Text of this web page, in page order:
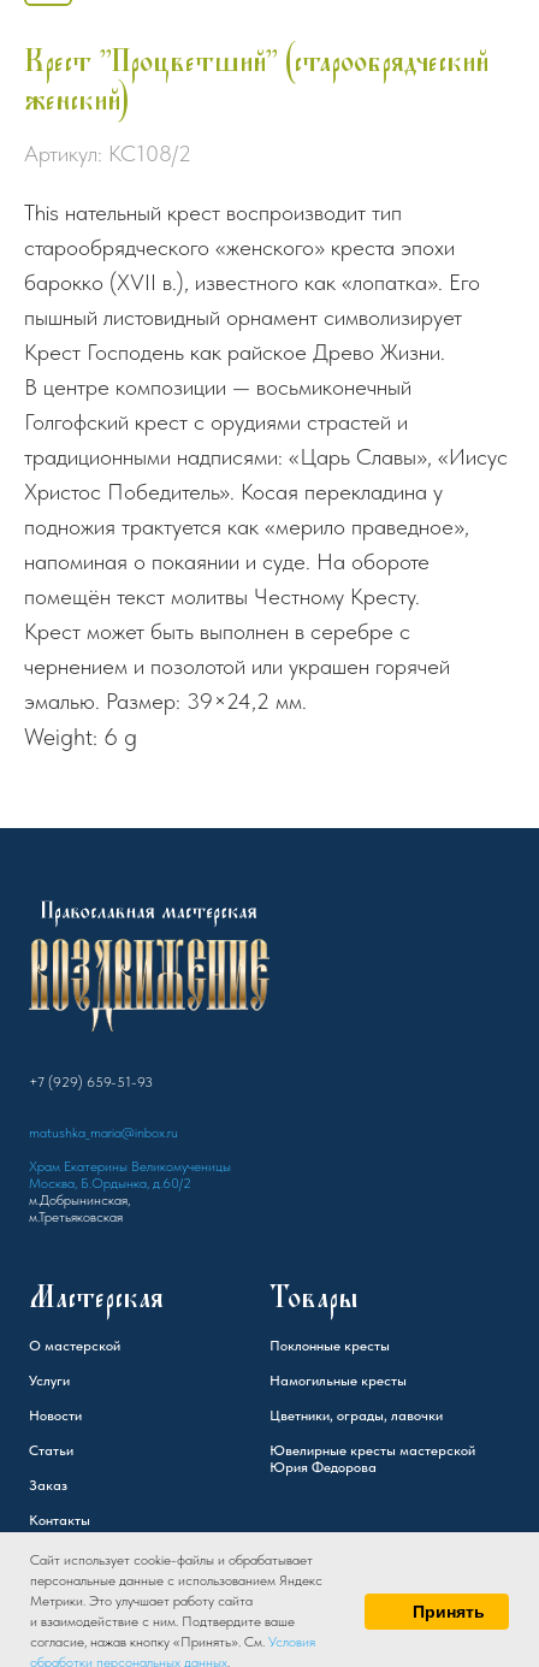
Крест "Процветший" (старообрядческий
женский)
Артикул: КС108/2
This нательный крест воспроизводит тип
старообрядческого «женского» креста эпохи
барокко (XVII в.), известного как «лопатка». Его
пышный листовидный орнамент символизирует
Крест Господень как райское Древо Жизни.
В центре композиции — восьмиконечный
Голгофский крест с орудиями страстей и
традиционными надписями: «Царь Славы», «Иисус
Христос Победитель». Косая перекладина у
подножия трактуется как «мерило праведное»,
напоминая о покаянии и суде. На обороте
помещён текст молитвы Честному Кресту.
Крест может быть выполнен в серебре с
чернением и позолотой или украшен горячей
эмалью. Размер: 39×24,2 мм.
Weight: 6 g
Сайт использует cookie-файлы и обрабатывает
персональные данные с использованием Яндекс
Метрики. Это улучшает работу сайта
и взаимодействие с ним. Подтвердите ваше
согласие, нажав кнопку «Принять». См. Условия
обработки персональных данных.
Принять
+7 (929) 659-51-93
matushka_maria@inbox.ru
Храм Екатерины Великомученицы
Москва, Б.Ордынка, д.60/2
м.Добрынинская,
м.Третьяковская
Мастерская
О мастерской
Услуги
Новости
Статьи
Заказ
Контакты
Товары
Поклонные кресты
Намогильные кресты
Цветники, ограды, лавочки
Ювелирные кресты мастерской
Юрия Федорова